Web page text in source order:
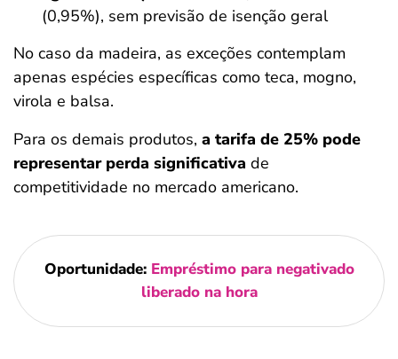
(0,95%), sem previsão de isenção geral
No caso da madeira, as exceções contemplam
apenas espécies específicas como teca, mogno,
virola e balsa.
Para os demais produtos, a tarifa de 25% pode
representar perda significativa de
competitividade no mercado americano.
Oportunidade: Empréstimo para negativado
liberado na hora